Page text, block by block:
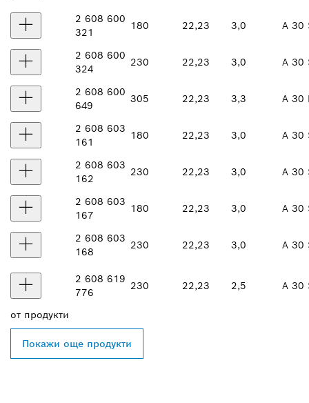
2 608 600
321
180 22,23 3,0 A 30
2 608 600
324
230 22,23 3,0 A 30
2 608 600
649
305 22,23 3,3 A 30
2 608 603
161
180 22,23 3,0 A 30
2 608 603
162
230 22,23 3,0 A 30
2 608 603
167
180 22,23 3,0 A 30
2 608 603
168
230 22,23 3,0 A 30
2 608 619
776
230 22,23 2,5 A 30
от продукти
Покажи още продукти